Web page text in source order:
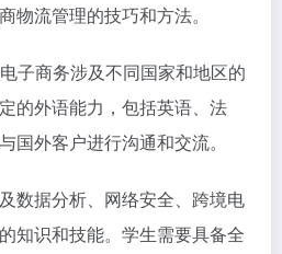
物流管理的技巧和方法。
子商务涉及不同国家和地区的
的外语能力，包括英语、法
国外客户进行沟通和交流。
数据分析、网络安全、跨境电
知识和技能。学生需要具备全